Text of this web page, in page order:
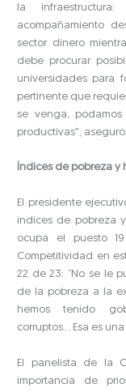
la
acompañamiento
sector dinero
debe procurar
universidades para
pertinente que
se venga,
productivas”, aseguró.
Índices de pobreza y
El presidente
índices de pobreza
ocupa el puesto
Competitividad en
22 de 23: “No se le
de la pobreza a la
hemos tenido
corruptos… Esa es
El panelista de la
importancia de